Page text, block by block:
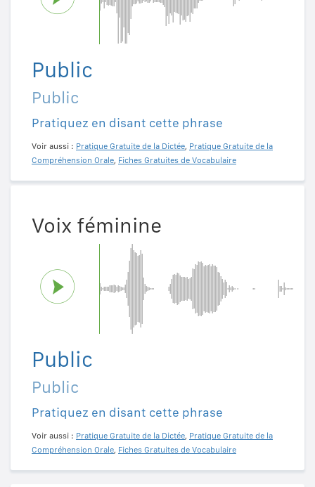
Public
Public
Pratiquez en disant cette phrase
Voir aussi : Pratique Gratuite de la Dictée, Pratique Gratuite de la
Compréhension Orale, Fiches Gratuites de Vocabulaire
Voix féminine
Public
Public
Pratiquez en disant cette phrase
Voir aussi : Pratique Gratuite de la Dictée, Pratique Gratuite de la
Compréhension Orale, Fiches Gratuites de Vocabulaire